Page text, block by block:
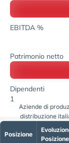
EBITDA %
Patrimonio netto
Dipendenti
1
Posizione
Posizione
Aziende di
distribuzione